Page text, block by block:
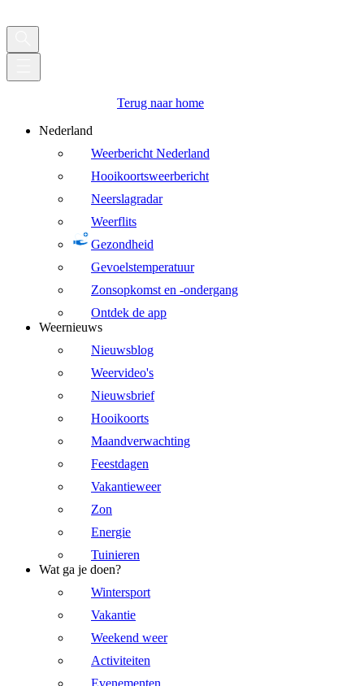
Terug naar home
Nederland
Weerbericht Nederland
Hooikoortsweerbericht
Neerslagradar
Weerflits
Gezondheid
Gevoelstemperatuur
Zonsopkomst en -ondergang
Ontdek de app
Weernieuws
Nieuwsblog
Weervideo's
Nieuwsbrief
Hooikoorts
Maandverwachting
Feestdagen
Vakantieweer
Zon
Energie
Tuinieren
Wat ga je doen?
Wintersport
Vakantie
Weekend weer
Activiteiten
Evenementen